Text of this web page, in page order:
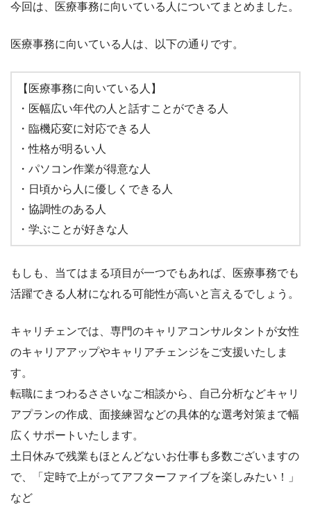
今回は、医療事務に向いている人についてまとめました。
医療事務に向いている人は、以下の通りです。
【医療事務に向いている人】
・医幅広い年代の人と話すことができる人
・臨機応変に対応できる人
・性格が明るい人
・パソコン作業が得意な人
・日頃から人に優しくできる人
・協調性のある人
・学ぶことが好きな人
もしも、当てはまる項目が一つでもあれば、医療事務でも
活躍できる人材になれる可能性が高いと言えるでしょう。
キャリチェンでは、専門のキャリアコンサルタントが女性
のキャリアアップやキャリアチェンジをご支援いたしま
す。
転職にまつわるささいなご相談から、自己分析などキャリ
アプランの作成、面接練習などの具体的な選考対策まで幅
広くサポートいたします。
土日休みで残業もほとんどないお仕事も多数ございますの
で、「定時で上がってアフターファイブを楽しみたい！」
など